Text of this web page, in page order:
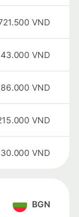
VND
VND
VND
VND
VND
BGN